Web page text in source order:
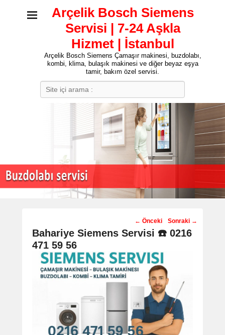
Arçelik Bosch Siemens
Servisi | 7-24 Aşkla
Hizmet | İstanbul
Arçelik Bosch Siemens Çamaşır makinesi, buzdolabı,
kombi, klima, bulaşık makinesi ve diğer beyaz eşya
tamir, bakım özel servisi.
Post
navigation
← Önceki Sonraki →
Bahariye Siemens Servisi ☎️ 0216
471 59 56